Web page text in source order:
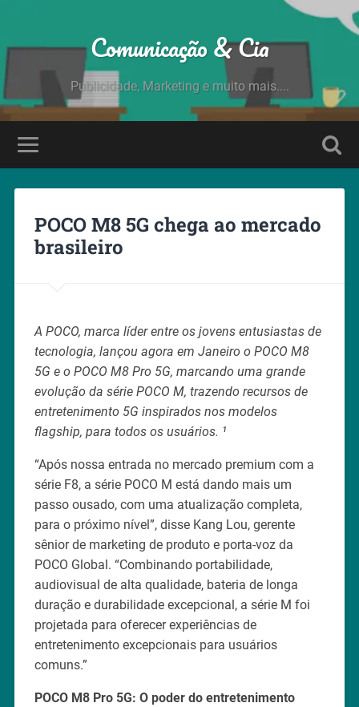
Comunicação & Cia
Publicidade, Marketing e muito mais....
POCO M8 5G chega ao mercado
brasileiro
A POCO, marca líder entre os jovens entusiastas de
tecnologia, lançou agora em Janeiro o POCO M8
5G e o POCO M8 Pro 5G, marcando uma grande
evolução da série POCO M, trazendo recursos de
entretenimento 5G inspirados nos modelos
flagship, para todos os usuários. ¹
“Após nossa entrada no mercado premium com a
série F8, a série POCO M está dando mais um
passo ousado, com uma atualização completa,
para o próximo nível”, disse Kang Lou, gerente
sênior de marketing de produto e porta-voz da
POCO Global. “Combinando portabilidade,
audiovisual de alta qualidade, bateria de longa
duração e durabilidade excepcional, a série M foi
projetada para oferecer experiências de
entretenimento excepcionais para usuários
comuns.”
POCO M8 Pro 5G: O poder do entretenimento